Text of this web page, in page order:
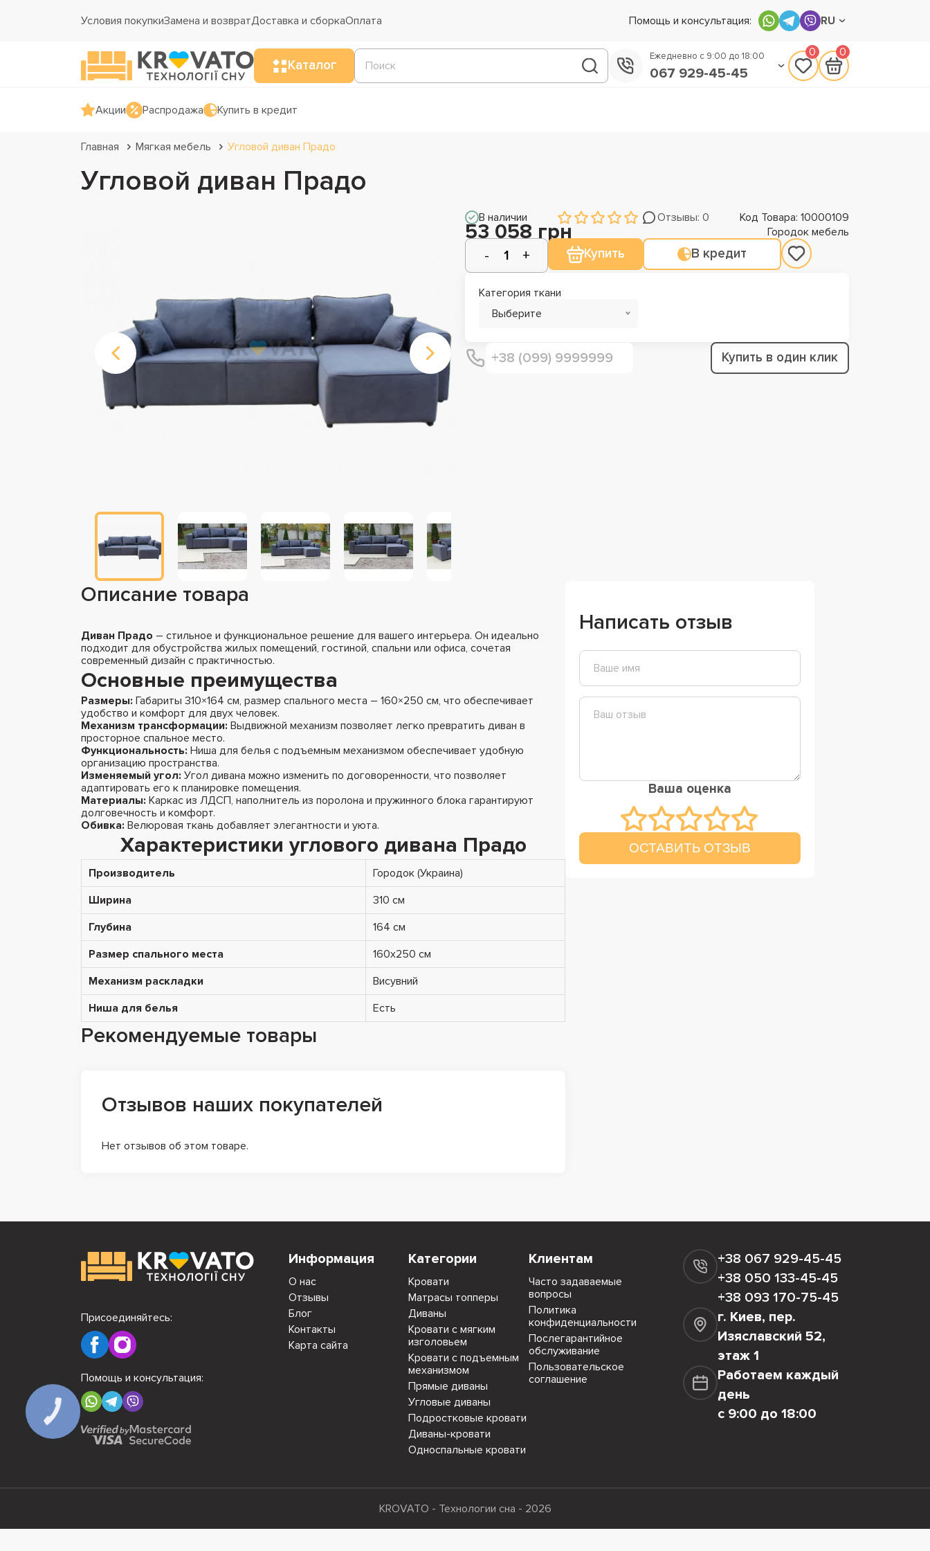
Условия покупкиЗамена и возвратДоставка и сборкаОплата Помощь и консультация: RU
Каталог
Ежедневно с 9:00 до 18:00
067 929-45-45
0 0
Акции Распродажа Купить в кредит
Главная Мягкая мебель Угловой диван Прадо
Угловой диван Прадо
В наличии Отзывы: 0 Код Товара: 10000109
53 058 грн Городок мебель
Купить В кредит
Категория ткани
Выберите
Купить в один клик
Описание товара
Диван Прадо – стильное и функциональное решение для вашего интерьера. Он идеально
подходит для обустройства жилых помещений, гостиной, спальни или офиса, сочетая
современный дизайн с практичностью.
Основные преимущества
Размеры: Габариты 310×164 см, размер спального места – 160×250 см, что обеспечивает
удобство и комфорт для двух человек.
Механизм трансформации: Выдвижной механизм позволяет легко превратить диван в
просторное спальное место.
Функциональность: Ниша для белья с подъемным механизмом обеспечивает удобную
организацию пространства.
Изменяемый угол: Угол дивана можно изменить по договоренности, что позволяет
адаптировать его к планировке помещения.
Материалы: Каркас из ЛДСП, наполнитель из поролона и пружинного блока гарантируют
долговечность и комфорт.
Обивка: Велюровая ткань добавляет элегантности и уюта.
Характеристики углового дивана Прадо
Производитель
Городок (Украина)
Ширина
310 см
Глубина
164 см
Размер спального места
160х250 см
Механизм раскладки
Висувний
Ниша для белья
Есть
Рекомендуемые товары
Отзывов наших покупателей
Нет отзывов об этом товаре.
Написать отзыв
Ваша оценка
ОСТАВИТЬ ОТЗЫВ
Информация
О нас
Отзывы
Блог
Контакты
Карта сайта
Категории
Кровати
Матрасы топперы
Диваны
Кровати с мягким
изголовьем
Кровати с подъемным
механизмом
Прямые диваны
Угловые диваны
Подростковые кровати
Диваны-кровати
Односпальные кровати
Клиентам
Часто задаваемые
вопросы
Политика
конфиденциальности
Послегарантийное
обслуживание
Пользовательское
соглашение
+38 067 929-45-45
+38 050 133-45-45
+38 093 170-75-45
г. Киев, пер.
Изяславский 52,
этаж 1
Работаем каждый
день
с 9:00 до 18:00
Присоединяйтесь:
Помощь и консультация:
KROVATO - Технологии сна - 2026
КНОПКА
СВЯЗИ